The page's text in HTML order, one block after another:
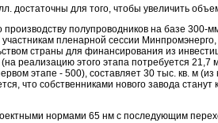
для того, чтобы увеличить
полупроводников на базе
пленарной сессии
страны для финансирования из
реализацию этого этапа потребуется
этапе - 500), составляет 30 тыс. кв. м
что собственниками нового завода
нормами 65 нм с последующим